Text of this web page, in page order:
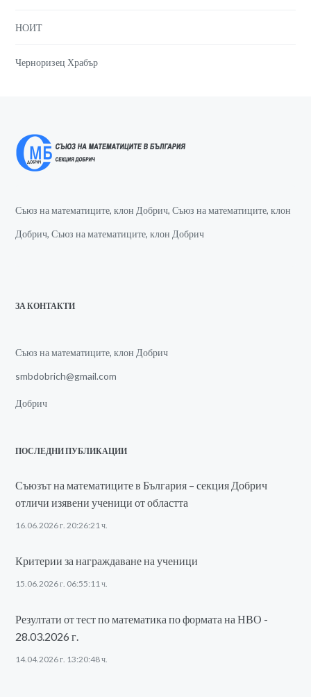
НОИТ
Черноризец Храбър
Съюз на математиците, клон Добрич, Съюз на математиците, клон
Добрич, Съюз на математиците, клон Добрич
ЗА КОНТАКТИ
Съюз на математиците, клон Добрич
smbdobrich@gmail.com
Добрич
ПОСЛЕДНИ ПУБЛИКАЦИИ
Съюзът на математиците в България – секция Добрич
отличи изявени ученици от областта
16.06.2026 г. 20:26:21 ч.
Критерии за награждаване на ученици
15.06.2026 г. 06:55:11 ч.
Резултати от тест по математика по формата на НВО -
28.03.2026 г.
14.04.2026 г. 13:20:48 ч.